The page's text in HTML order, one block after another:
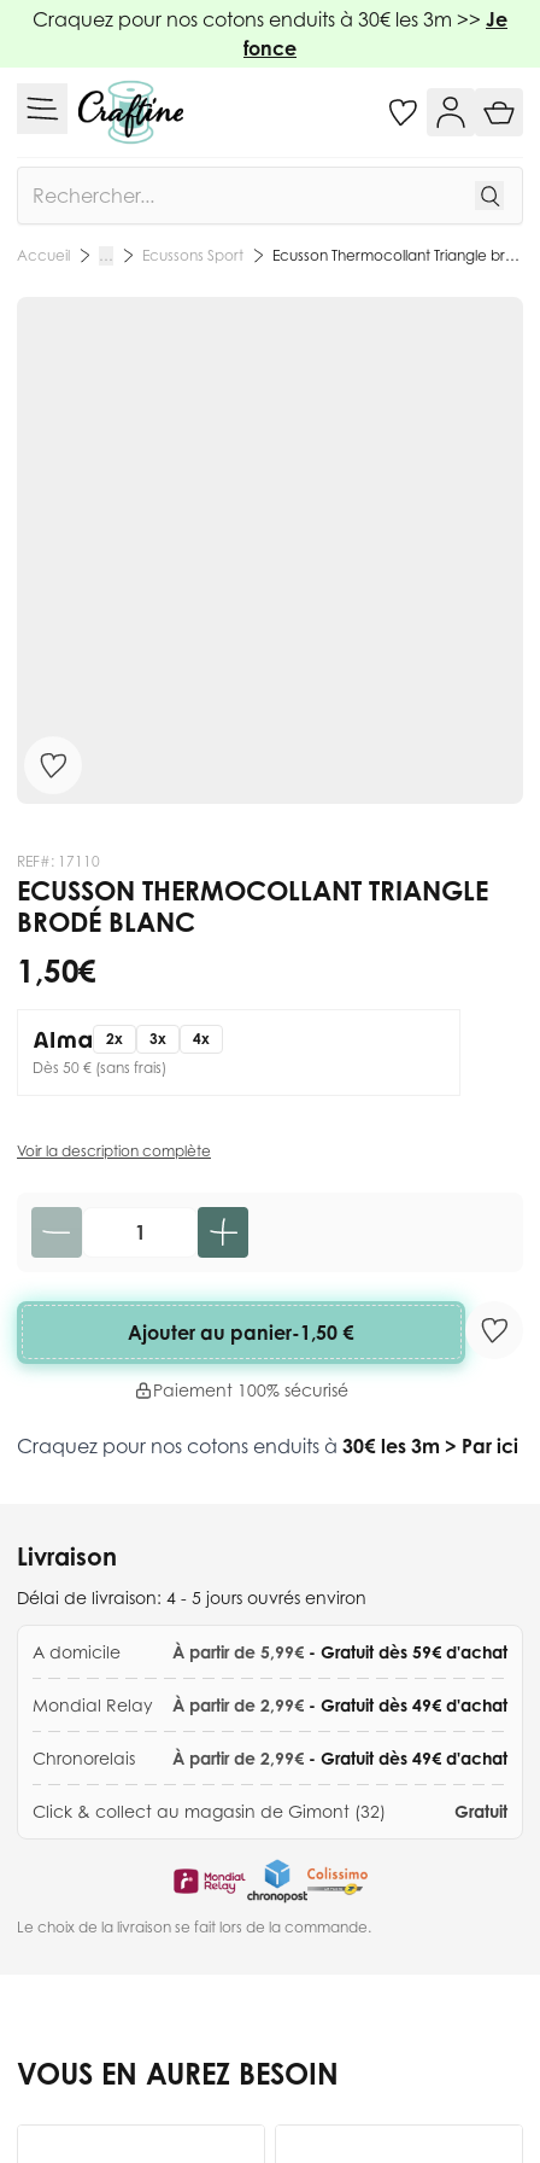
Allez au contenu
Craquez pour nos cotons enduits à 30€ les 3m >> Je
fonce
Accueil … Ecussons Sport Ecusson Thermocollant Triangle brodé Blanc
REF#: 17110
ECUSSON THERMOCOLLANT TRIANGLE
BRODÉ BLANC
1,50 €
2x 3x
4x
Dès 50 € (sans frais)
Voir la description complète
Quantité
Ajouter au panier-1,50 €
Paiement 100% sécurisé
Craquez pour nos cotons enduits à 30€ les 3m > Par ici
Livraison
Délai de livraison: 4 - 5 jours ouvrés environ
A domicile À partir de 5,99€ - Gratuit dès 59€ d'achat
Mondial Relay À partir de 2,99€ - Gratuit dès 49€ d'achat
Chronorelais À partir de 2,99€ - Gratuit dès 49€ d'achat
Click & collect au magasin de Gimont (32) Gratuit
Le choix de la livraison se fait lors de la commande.
VOUS EN AUREZ BESOIN
Press to skip carousel